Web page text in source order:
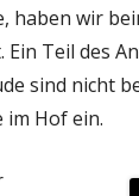
haben wir
Teil des
sind nicht
im Hof ein.